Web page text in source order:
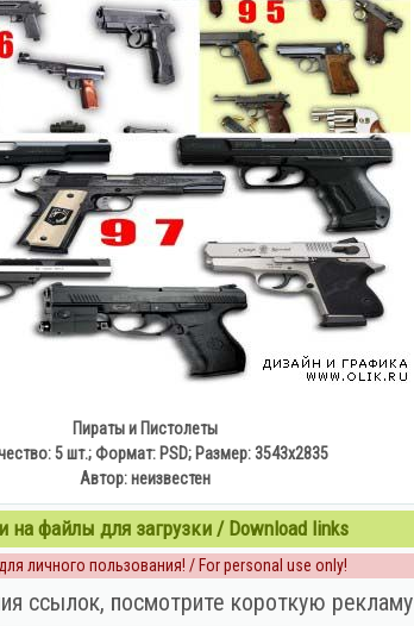
Пираты и Пистолеты
5 шт.;Формат:PSD; Размер:3543x2835
Автор:неизвестен
на файлы для загрузки / Download links
личного пользования! / For personal use only!
ссылок, посмотрите короткую рекламу